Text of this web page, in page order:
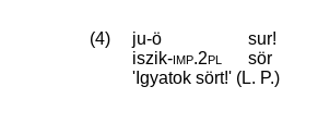
(4) ju-ö
sur!
iszik‑imp.2pl
sör
'Igyatok sört!' (L. P.)